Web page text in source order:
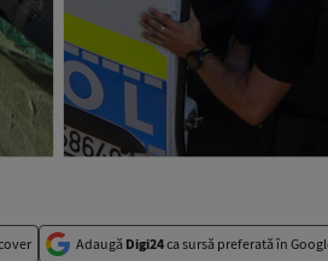
Adaugă Digi24ca sursă preferată în